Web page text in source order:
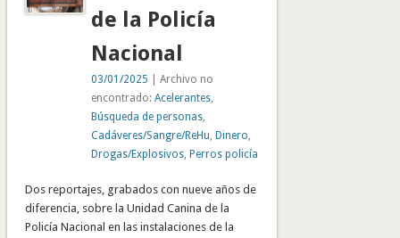
de la Policía
Nacional
03/01/2025 | Archivo no
encontrado: Acelerantes,
Búsqueda de personas,
Cadáveres/Sangre/ReHu, Dinero,
Drogas/Explosivos, Perros policía
Dos reportajes, grabados con nueve años de
diferencia, sobre la Unidad Canina de la
Policía Nacional en las instalaciones de la